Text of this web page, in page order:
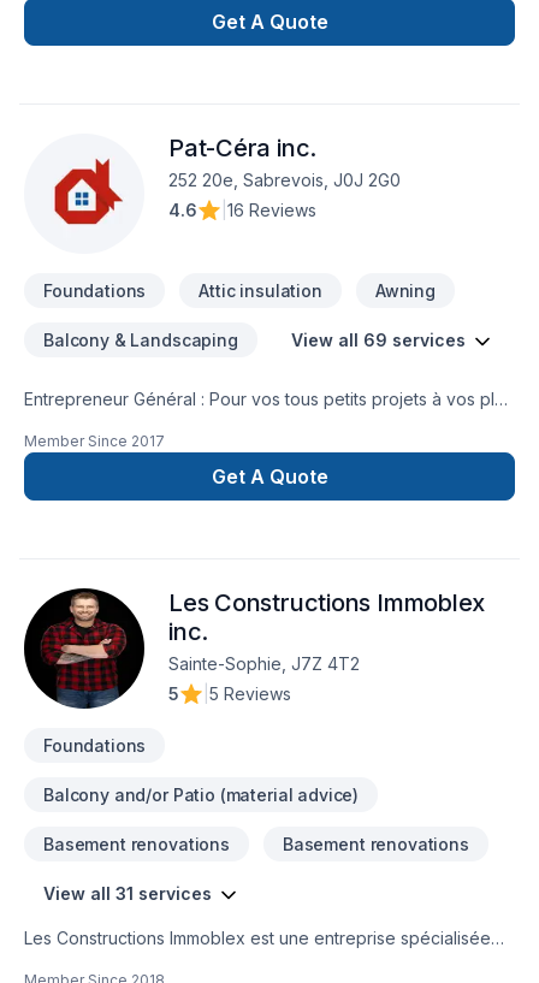
DELTA,MARGELLE,CHEMINÉE DE NETTOYAGE,DRAIN
SANITAIRE,LIGNE A EAU NOUVEAU SERVICE EN 2023 ;
CONSTRUCTION ,FOSSÉ,DÉMOLITION PISCINE CREUSER ET
MAISON,.TERRASSEMENT ,PAVÉ UNI,
Get A Quote
Pat-Céra inc.
252 20e, Sabrevois, J0J 2G0
4.6
16 Reviews
Foundations Attic insulation Awning
Balcony & Landscaping View all 69 services
Entrepreneur Général : Pour vos tous petits projets à vos plus
de réalisez vos travaux tout en restant à votre
écoute. Service personnalisé !
Member Since 2017
Get A Quote
Les Constructions Immoblex
inc.
Sainte-Sophie, J7Z 4T2
5
5 Reviews
Foundations
Balcony and/or Patio (material advice)
Basement renovations Basement renovations
View all 31 services
Les Constructions Immoblex est une entreprise spécialisée